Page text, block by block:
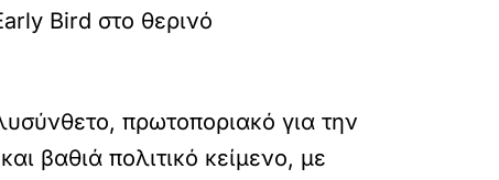
Bird στο θερινό
πρωτοποριακό για την
βαθιά πολιτικό κείμενο, με